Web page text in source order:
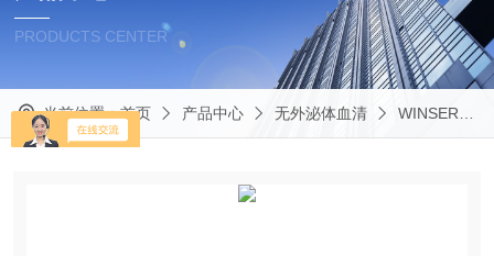
PRODUCTS CENTER
当前位置：首页 产品中心 无外泌体血清 WINSERA无外泌体血清